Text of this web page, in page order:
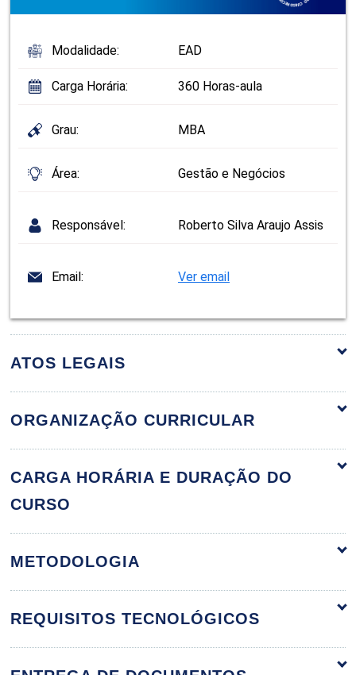
Modalidade: EAD
Carga Horária: 360 Horas-aula
Grau: MBA
Área: Gestão e Negócios
Responsável: Roberto Silva Araujo Assis
Email: Ver email
ATOS LEGAIS
ORGANIZAÇÃO CURRICULAR
60h
Introdução ao Comércio Eletrônico
10h
CARGA HORÁRIA E DURAÇÃO DO
CURSO
METODOLOGIA
REQUISITOS TECNOLÓGICOS